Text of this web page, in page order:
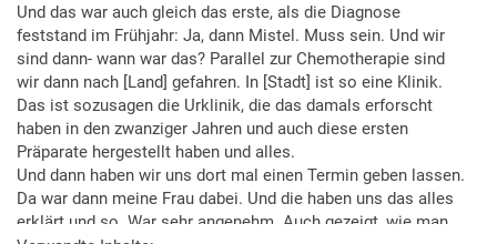
Und das war auch gleich das erste, als die Diagnose
feststand im Frühjahr: Ja, dann Mistel. Muss sein. Und wir
sind dann- wann war das? Parallel zur Chemotherapie sind
wir dann nach [Land] gefahren. In [Stadt] ist so eine Klinik.
Das ist sozusagen die Urklinik, die das damals erforscht
haben in den zwanziger Jahren und auch diese ersten
Präparate hergestellt haben und alles.
Und dann haben wir uns dort mal einen Termin geben lassen.
Da war dann meine Frau dabei. Und die haben uns das alles
erklärt und so. War sehr angenehm. Auch gezeigt, wie man